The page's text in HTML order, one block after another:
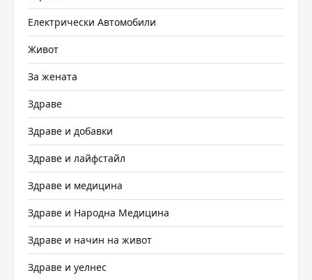
Електрически Автомобили
Живот
За жената
Здраве
Здраве и добавки
Здраве и лайфстайл
Здраве и медицина
Здраве и Народна Медицина
Здраве и начин на живот
Здраве и уелнес